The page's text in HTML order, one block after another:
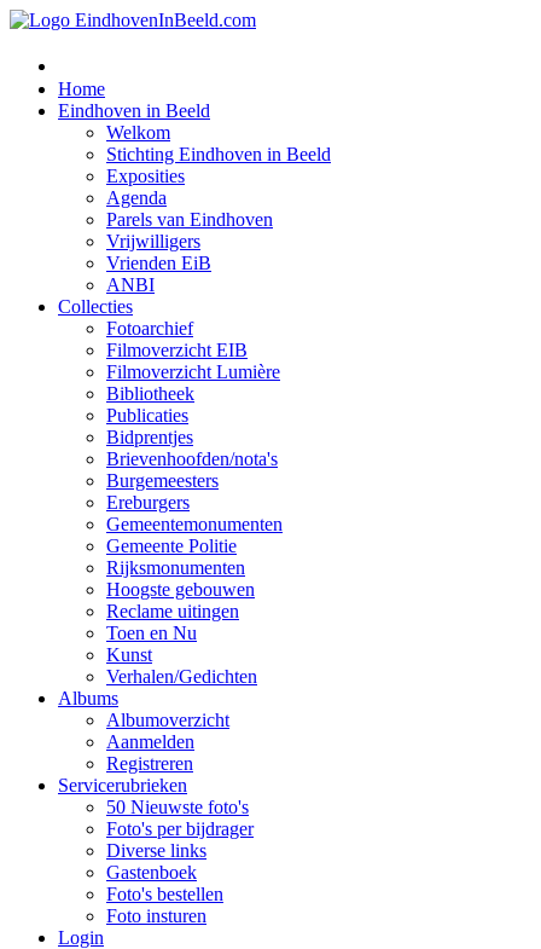
Home
Eindhoven in Beeld
Welkom
Stichting Eindhoven in Beeld
Exposities
Agenda
Parels van Eindhoven
Vrijwilligers
Vrienden EiB
ANBI
Collecties
Fotoarchief
Filmoverzicht EIB
Filmoverzicht Lumière
Bibliotheek
Publicaties
Bidprentjes
Brievenhoofden/nota's
Burgemeesters
Ereburgers
Gemeentemonumenten
Gemeente Politie
Rijksmonumenten
Hoogste gebouwen
Reclame uitingen
Toen en Nu
Kunst
Verhalen/Gedichten
Albums
Albumoverzicht
Aanmelden
Registreren
Servicerubrieken
50 Nieuwste foto's
Foto's per bijdrager
Diverse links
Gastenboek
Foto's bestellen
Foto insturen
Login